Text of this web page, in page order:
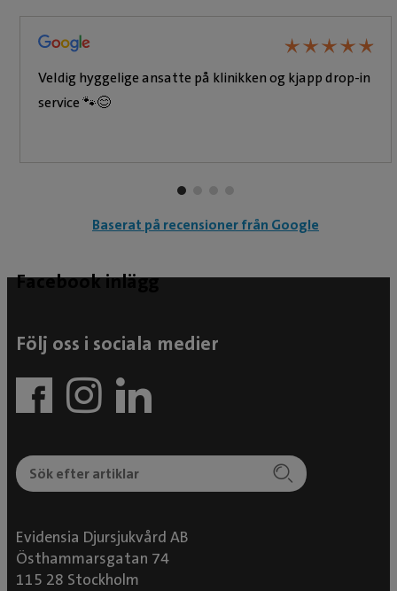
och internmedicinska utredningar. Hemma i
Norge finns make, två barn och katterna Stella
★★★★★
★★★★★
Veldig hyggelige ansatte på klinikken og kjapp drop-in
service 🐾😊
Baserat på recensioner från Google
Facebook inlägg
Följ oss i sociala medier
Evidensia Djursjukvård AB
Östhammarsgatan 74
115 28 Stockholm